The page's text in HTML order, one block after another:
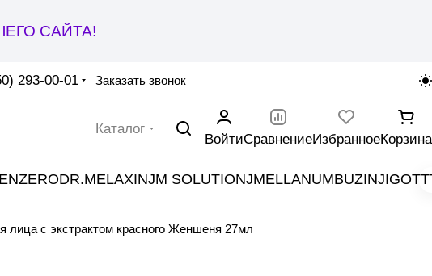
САЙТА!
293-00-01 Заказать звонок
Каталог
ВойтиСравнениеИзбранноеКорзина
DR.MELAXINJM SOLUTIONJMELLANUMBUZINJIGOTT
лица с экстрактом красного Женшеня 27мл